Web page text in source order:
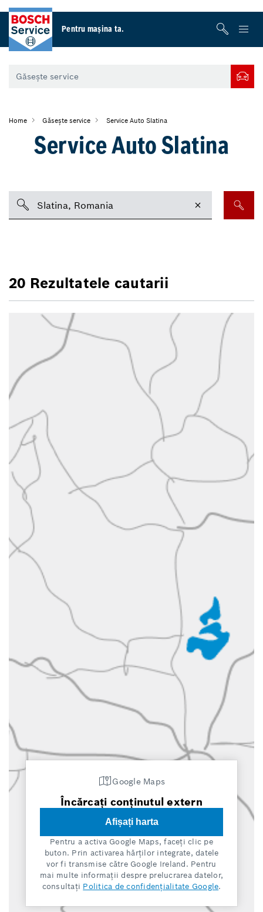
Pentru maşina ta.
Home Găsește service Service Auto Slatina
Service Auto Slatina